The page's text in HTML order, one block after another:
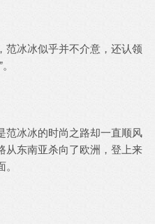
范冰冰似乎并不介意，还认领
范冰冰的时尚之路却一直顺风
从东南亚杀向了欧洲，登上来